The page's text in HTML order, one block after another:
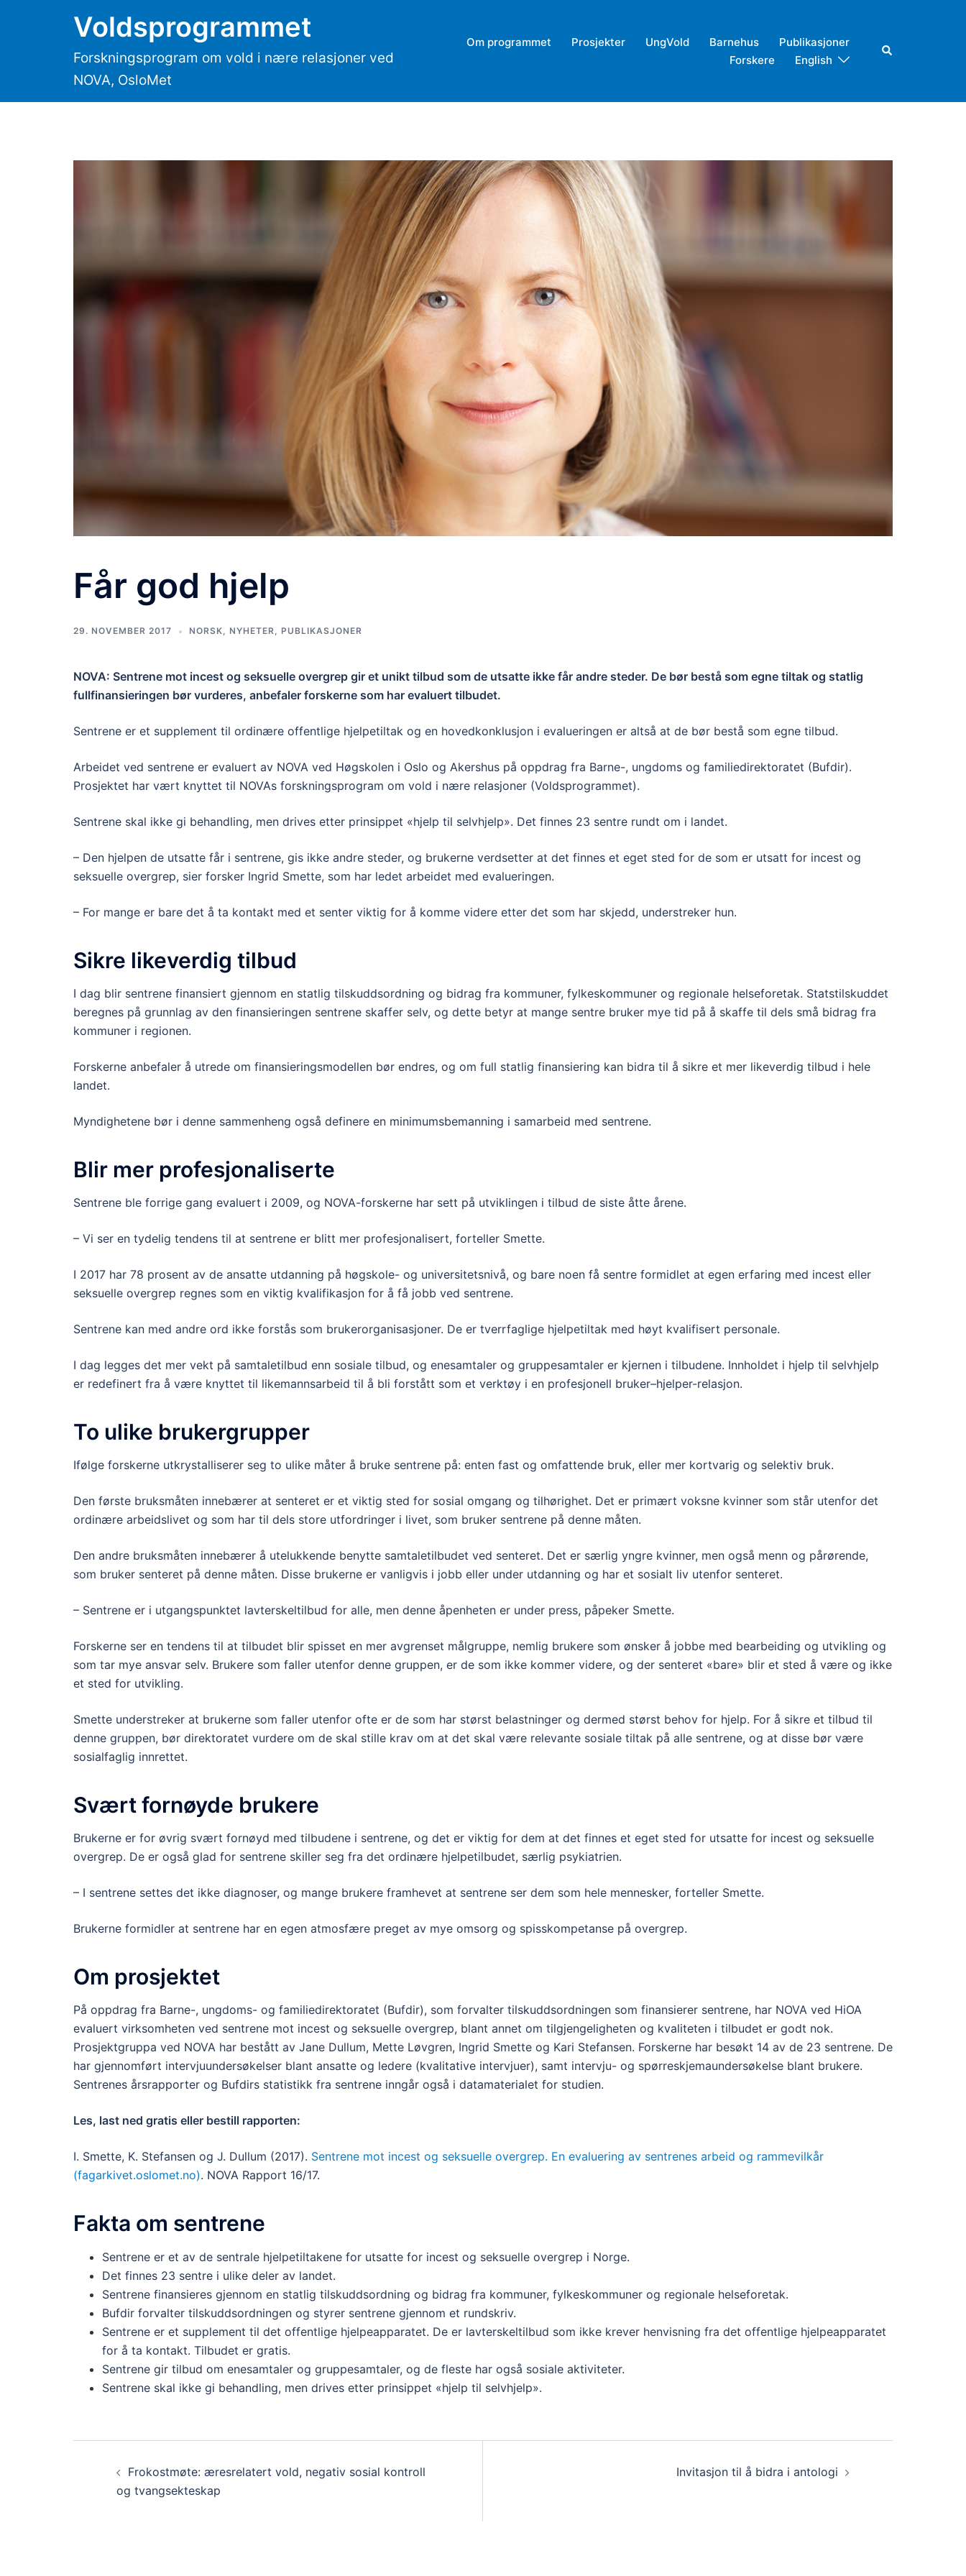
Voldsprogrammet
Forskningsprogram om vold i nære relasjoner ved
NOVA, OsloMet
Om programmet Prosjekter UngVold Barnehus
Publikasjoner
Forskere
English
Search
Får god hjelp
29. NOVEMBER 2017 NORSK, NYHETER, PUBLIKASJONER
NOVA: Sentrene mot incest og seksuelle overgrep gir et unikt tilbud som de utsatte ikke får andre steder. De bør bestå som egne tiltak og statlig
fullfinansieringen bør vurderes, anbefaler forskerne som har evaluert tilbudet.
Sentrene er et supplement til ordinære offentlige hjelpetiltak og en hovedkonklusjon i evalueringen er altså at de bør bestå som egne tilbud.
Arbeidet ved sentrene er evaluert av NOVA ved Høgskolen i Oslo og Akershus på oppdrag fra Barne-, ungdoms og familiedirektoratet (Bufdir).
Prosjektet har vært knyttet til NOVAs forskningsprogram om vold i nære relasjoner (Voldsprogrammet).
Sentrene skal ikke gi behandling, men drives etter prinsippet «hjelp til selvhjelp». Det finnes 23 sentre rundt om i landet.
– Den hjelpen de utsatte får i sentrene, gis ikke andre steder, og brukerne verdsetter at det finnes et eget sted for de som er utsatt for incest og
seksuelle overgrep, sier forsker Ingrid Smette, som har ledet arbeidet med evalueringen.
– For mange er bare det å ta kontakt med et senter viktig for å komme videre etter det som har skjedd, understreker hun.
Sikre likeverdig tilbud
I dag blir sentrene finansiert gjennom en statlig tilskuddsordning og bidrag fra kommuner, fylkeskommuner og regionale helseforetak. Statstilskuddet
beregnes på grunnlag av den finansieringen sentrene skaffer selv, og dette betyr at mange sentre bruker mye tid på å skaffe til dels små bidrag fra
kommuner i regionen.
Forskerne anbefaler å utrede om finansieringsmodellen bør endres, og om full statlig finansiering kan bidra til å sikre et mer likeverdig tilbud i hele
landet.
Myndighetene bør i denne sammenheng også defi­nere en minimumsbemanning i samarbeid med sentrene.
Blir mer profesjonaliserte
Sentrene ble forrige gang evaluert i 2009, og NOVA-forskerne har sett på utviklingen i tilbud de siste åtte årene.
– Vi ser en tydelig tendens til at sentrene er blitt mer profesjonalisert, forteller Smette.
I 2017 har 78 prosent av de ansatte utdanning på høgskole- og universi­tetsnivå, og bare noen få sentre formidlet at egen erfaring med incest eller
seksuelle overgrep regnes som en viktig kvalifikasjon for å få jobb ved sent­rene.
Sentrene kan med andre ord ikke forstås som brukerorganisasjoner. De er tverrfaglige hjelpetiltak med høyt kvalifisert personale.
I dag legges det mer vekt på samtaletilbud enn sosiale tilbud, og enesamtaler og gruppesamtaler er kjernen i tilbudene. Innholdet i hjelp til selvhjelp
er redefinert fra å være knyttet til likemannsarbeid til å bli forstått som et verktøy i en profe­sjonell bruker–hjelper-relasjon.
To ulike brukergrupper
Ifølge forskerne utkrystalliserer seg to ulike måter å bruke sentrene på: enten fast og omfattende bruk, eller mer kortvarig og selektiv bruk.
Den første bruksmåten innebærer at senteret er et viktig sted for sosial omgang og tilhørighet. Det er primært voksne kvinner som står utenfor det
ordinære arbeidslivet og som har til dels store utfordringer i livet, som bruker sentrene på denne måten.
Den andre bruksmåten innebærer å utelukkende benytte samtaletilbudet ved senteret. Det er særlig yngre kvinner, men også menn og pårørende,
som bruker senteret på denne måten. Disse brukerne er vanligvis i jobb eller under utdanning og har et sosialt liv utenfor senteret.
– Sentrene er i utgangspunktet lav­terskel­tilbud for alle, men denne åpenheten er under press, påpeker Smette.
Forskerne ser en tendens til at tilbudet blir spisset en mer avgrenset målgruppe, nemlig brukere som ønsker å jobbe med bearbeiding og utvikling og
som tar mye ansvar selv. Brukere som faller utenfor denne gruppen, er de som ikke kommer videre, og der senteret «bare» blir et sted å være og ikke
et sted for utvikling.
Smette understreker at brukerne som faller utenfor ofte er de som har størst belastninger og dermed størst behov for hjelp. For å sikre et tilbud til
denne gruppen, bør direktoratet vurdere om de skal stille krav om at det skal være relevante sosiale tiltak på alle sentrene, og at disse bør være
sosialfaglig innrettet.
Svært fornøyde brukere
Brukerne er for øvrig svært fornøyd med tilbudene i sentrene, og det er viktig for dem at det finnes et eget sted for utsatte for incest og seksuelle
overgrep. De er også glad for sentrene skiller seg fra det ordinære hjelpetilbudet, særlig psykiatrien.
– I sentrene settes det ikke diagnoser, og mange brukere framhevet at sentrene ser dem som hele mennesker, forteller Smette.
Brukerne formidler at sentrene har en egen atmos­fære preget av mye omsorg og spisskompetanse på overgrep.
Om prosjektet
På oppdrag fra Barne-, ungdoms- og familiedirektoratet (Bufdir), som forvalter tilskuddsordningen som finansierer sentrene, har NOVA ved HiOA
evaluert virksomheten ved sentrene mot incest og seksuelle overgrep, blant annet om tilgjengeligheten og kvaliteten i tilbudet er godt nok.
Prosjektgruppa ved NOVA har bestått av Jane Dullum, Mette Løvgren, Ingrid Smette og Kari Stefansen. Forskerne har besøkt 14 av de 23 sentrene. De
har gjennomført intervjuundersøkelser blant ansatte og ledere (kvalitative intervjuer), samt intervju- og spørreskjemaundersøkelse blant brukere.
Sentrenes årsrapporter og Bufdirs statistikk fra sentrene inngår også i datamaterialet for studien.
Les, last ned gratis eller bestill rapporten:
I. Smette, K. Stefansen og J. Dullum (2017). Sentrene mot incest og seksuelle overgrep. En evaluering av sentrenes arbeid og rammevilkår
(fagarkivet.oslomet.no). NOVA Rapport 16/17.
Fakta om sentrene
Sentrene er et av de sentrale hjelpetiltakene for utsatte for incest og seksuelle overgrep i Norge.
Det finnes 23 sentre i ulike deler av landet.
Sentrene finansieres gjennom en statlig tilskuddsordning og bidrag fra kommuner, fylkeskommuner og regionale helseforetak.
Bufdir forvalter tilskuddsordningen og styrer sentrene gjennom et rundskriv.
Sentrene er et supplement til det offentlige hjelpeappa­ratet. De er lavterskeltilbud som ikke krever henvisning fra det offentlige hjelpeapparatet
for å ta kontakt. Tilbudet er gratis.
Sentrene gir tilbud om enesamtaler og gruppesam­taler, og de fleste har også sosiale aktiviteter.
Sentrene skal ikke gi behandling, men drives etter prinsippet «hjelp til selvhjelp».
Frokostmøte: æresrelatert vold, negativ sosial kontroll
og tvangsekteskap
Invitasjon til å bidra i antologi